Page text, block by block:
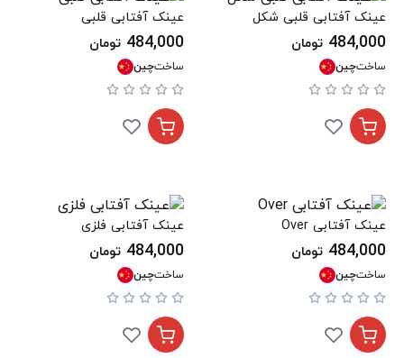
عینک آفتابی قلبی شکل
484,000 تومان
ساختچین
عینک آفتابی قلبی
484,000 تومان
ساختچین
عینک آفتابی Over
484,000 تومان
ساختچین
عینک آفتابی فلزی
484,000 تومان
ساختچین